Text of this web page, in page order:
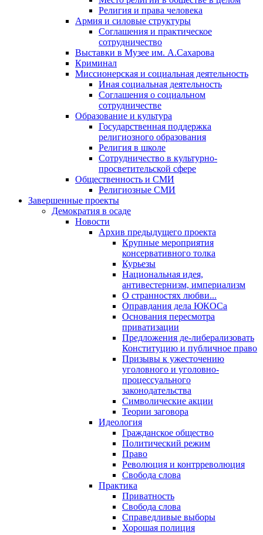
Религия и права человека
Армия и силовые структуры
Соглашения и практическое
сотрудничество
Выставки в Музее им. А.Сахарова
Криминал
Миссионерская и социальная деятельность
Иная социальная деятельность
Соглашения о социальном
сотрудничестве
Образование и культура
Государственная поддержка
религиозного образования
Религия в школе
Сотрудничество в культурно-
просветительской сфере
Общественность и СМИ
Религиозные СМИ
Завершенные проекты
Демократия в осаде
Новости
Архив предыдущего проекта
Крупные мероприятия
консервативного толка
Курьезы
Национальная идея,
антивестернизм, империализм
О странностях любви...
Оправдания дела ЮКОСа
Основания пересмотра
приватизации
Предложения де-либерализовать
Конституцию и публичное право
Призывы к ужесточению
уголовного и уголовно-
процессуального
законодательства
Символические акции
Теории заговора
Идеология
Гражданское общество
Политический режим
Право
Революция и контрреволюция
Свобода слова
Практика
Приватность
Свобода слова
Справедливые выборы
Хорошая полиция